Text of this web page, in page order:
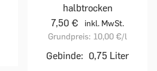
halbtrocken
7,50 €
inkl. MwSt.
Grundpreis: 10,00 €/l
Gebinde: 0,75 Liter